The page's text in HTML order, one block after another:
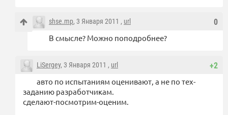
0
shse.mp, 3 Января 2011 , url
В смысле? Можно поподробнее?
+2
LiSergey, 3 Января 2011 , url
авто по испытаниям оценивают, а не по тех-
заданию разработчикам.
сделают-посмотрим-оценим.